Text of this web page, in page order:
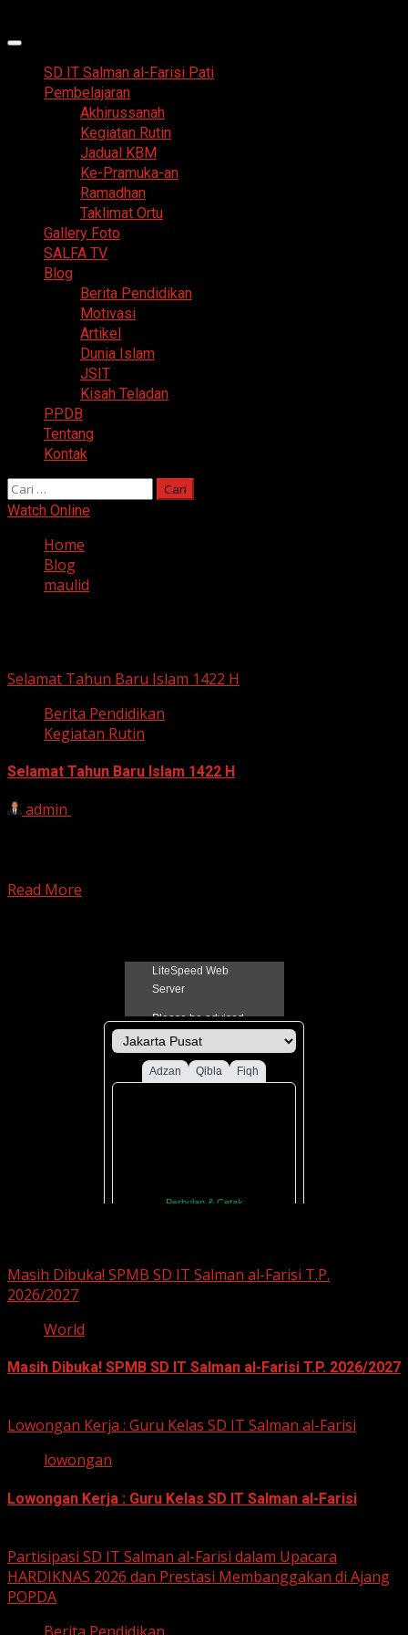
to
Primary
MenuSD IT Salman al-Farisi Pati
Pembelajaran
Akhirussanah
Kegiatan Rutin
Jadual KBM
Ke-Pramuka-an
Ramadhan
Taklimat Ortu
Gallery Foto
SALFA TV
Blog
Berita Pendidikan
Motivasi
Artikel
Dunia Islam
JSIT
Kisah Teladan
PPDB
Tentang
Kontak
Cari
untuk:
Watch Online
Home
Blog
maulid
Selamat Tahun Baru Islam 1422 H
Berita Pendidikan
Kegiatan Rutin
Selamat Tahun Baru Islam 1422 H
admin
Read More
Masih Dibuka! SPMB SD IT Salman al-Farisi T.P.
2026/2027
World
Masih Dibuka! SPMB SD IT Salman al-Farisi T.P. 2026/2027
Lowongan Kerja : Guru Kelas SD IT Salman al-Farisi
lowongan
Lowongan Kerja : Guru Kelas SD IT Salman al-Farisi
Partisipasi SD IT Salman al-Farisi dalam Upacara
HARDIKNAS 2026 dan Prestasi Membanggakan di Ajang
POPDA